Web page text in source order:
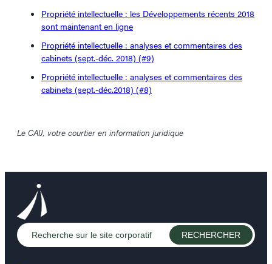
Propriété intellectuelle : les Développements récents 2018
sont maintenant en ligne
Propriété intellectuelle : analyses et commentaires des
cabinets (sept.-déc. 2018) (#9)
Propriété intellectuelle : analyses et commentaires des
cabinets (sept.-déc.2018) (#8)
Le CAIJ, votre courtier en information juridique